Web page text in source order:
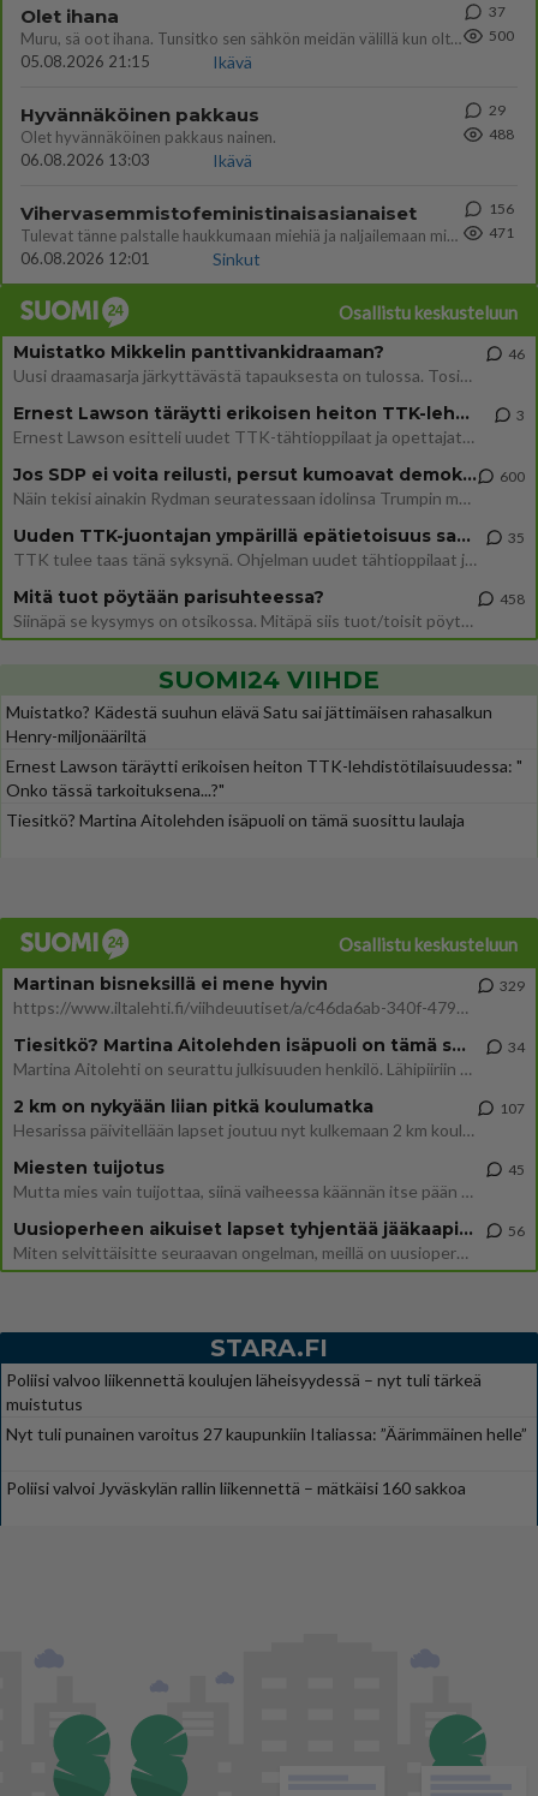
Olet ihana
Muru, sä oot ihana. Tunsitko sen sähkön meidän välillä kun oltiin ihan låhekkäin? 👩‍❤️‍👩❤️😼😘
05.08.2026 21:15
Ikävä
37
500
Hyvännäköinen pakkaus
Olet hyvännäköinen pakkaus nainen.
06.08.2026 13:03
Ikävä
29
488
Vihervasemmistofeministinaisasianaiset
Tulevat tänne palstalle haukkumaan miehiä ja naljailemaan miehelle, kehuvat olevansa heitä parempia. Itse asuvat MIEHE
06.08.2026 12:01
Sinkut
156
471
Osallistu keskusteluun
Muistatko Mikkelin panttivankidraaman?
Uusi draamasarja järkyttävästä tapauksesta on tulossa. Tositapahtumiin perustuva sarja ammentaa vuoden 1986 Mikkelin pan
46
Ernest Lawson täräytti erikoisen heiton TTK-lehdistötilaisuudessa: " Onko tässä tarkoituksena...?"
Ernest Lawson esitteli uudet TTK-tähtioppilaat ja opettajat torstaina 6.8. lehdistölle. Tulevalla kaudella on yksi hausk
3
Jos SDP ei voita reilusti, persut kumoavat demokratian Suomesta
Näin tekisi ainakin Rydman seuratessaan idolinsa Trumpin mallia https://www.is.fi/politiikka/art-2000012187244.html
600
Uuden TTK-juontajan ympärillä epätietoisuus sakenee - Nyt MTV hämmentää soppaa
TTK tulee taas tänä syksynä. Ohjelman uudet tähtioppilaat julkistetaan torstaina 6. elokuuta klo 14 alkavassa lehdistö
35
Mitä tuot pöytään parisuhteessa?
Siinäpä se kysymys on otsikossa. Mitäpä siis tuot/toisit pöytään parisuhteessa? Oletko mies vai nainen? Koetko sen mitä
458
SUOMI24 VIIHDE
Muistatko? Kädestä suuhun elävä Satu sai jättimäisen rahasalkun
Henry-miljonääriltä
Ernest Lawson täräytti erikoisen heiton TTK-lehdistötilaisuudessa: "
Onko tässä tarkoituksena...?"
Tiesitkö? Martina Aitolehden isäpuoli on tämä suosittu laulaja
Osallistu keskusteluun
Martinan bisneksillä ei mene hyvin
https://www.iltalehti.fi/viihdeuutiset/a/c46da6ab-340f-4790-aaa7-0865eed2336 Yrityksen konkurssihakemus on tullut kärä
329
Tiesitkö? Martina Aitolehden isäpuoli on tämä suosittu laulaja
Martina Aitolehti on seurattu julkisuuden henkilö. Lähipiiriin mahtuu muitakin tunnettuja henkilöitä. Tiesitkö, että Ma
34
2 km on nykyään liian pitkä koulumatka
Hesarissa päivitellään lapset joutuu nyt kulkemaan 2 km kouluun jösses. Ruostefillarilla tuo matka menee vaikka miten äk
107
Miesten tuijotus
Mutta mies vain tuijottaa, siinä vaiheessa käännän itse pään pois. Mikä juttu? Yleensä jos joku tuijottaa tai katsoo, hä
45
Uusioperheen aikuiset lapset tyhjentää jääkaapin käydessään
Miten selvittäisitte seuraavan ongelman, meillä on uusioperhe, minulla teini-ikäiset lapset ja puolisolla aikuiset, jotk
56
STARA.FI
Poliisi valvoo liikennettä koulujen läheisyydessä – nyt tuli tärkeä
muistutus
Nyt tuli punainen varoitus 27 kaupunkiin Italiassa: ”Äärimmäinen helle”
Poliisi valvoi Jyväskylän rallin liikennettä – mätkäisi 160 sakkoa